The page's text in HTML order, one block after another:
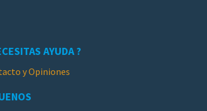
AYUDA ?
y Opiniones